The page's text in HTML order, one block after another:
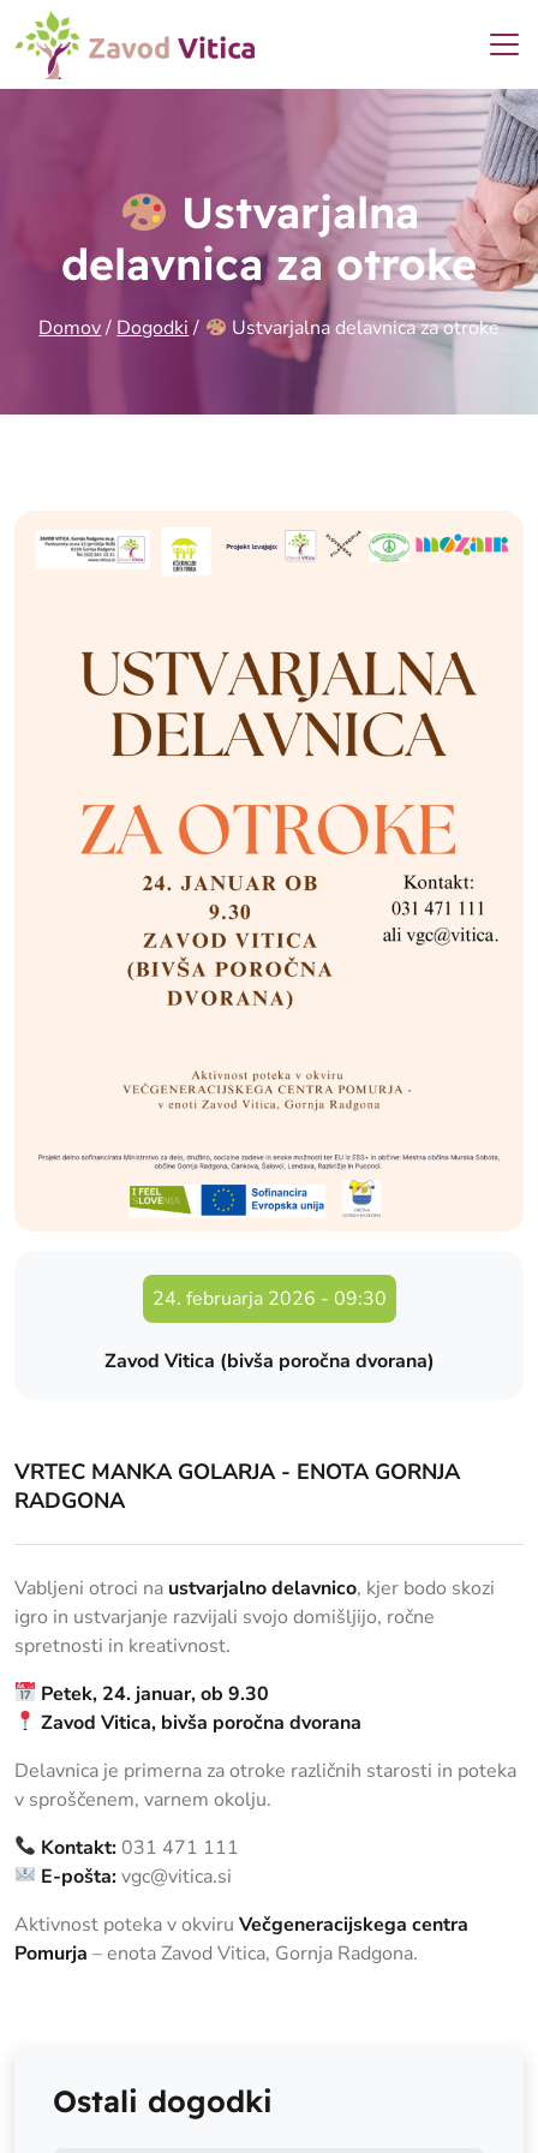
Ustvarjalna
delavnica za otroke
Domov/ Dogodki/ Ustvarjalna delavnica za otroke
24. februarja 2026 - 09:30
Zavod Vitica (bivša poročna dvorana)
VRTEC MANKA GOLARJA - ENOTA GORNJA
RADGONA
Vabljeni otroci na ustvarjalno delavnico, kjer bodo skozi
igro in ustvarjanje razvijali svojo domišljijo, ročne
spretnosti in kreativnost.
Petek, 24. januar, ob 9.30
Zavod Vitica, bivša poročna dvorana
Delavnica je primerna za otroke različnih starosti in poteka
v sproščenem, varnem okolju.
Kontakt: 031 471 111
E-pošta:vgc@vitica.si
Aktivnost poteka v okviru Večgeneracijskega centra
Pomurja – enota Zavod Vitica, Gornja Radgona.
Ostali dogodki